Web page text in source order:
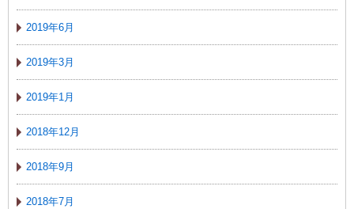
2019年6月
2019年3月
2019年1月
2018年12月
2018年9月
2018年7月